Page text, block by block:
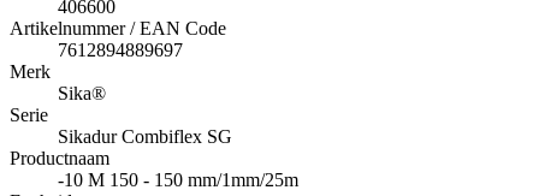
406600
Artikelnummer / EAN Code
7612894889697
Merk
Sika®
Serie
Sikadur Combiflex SG
Productnaam
-10 M 150 - 150 mm/1mm/25m